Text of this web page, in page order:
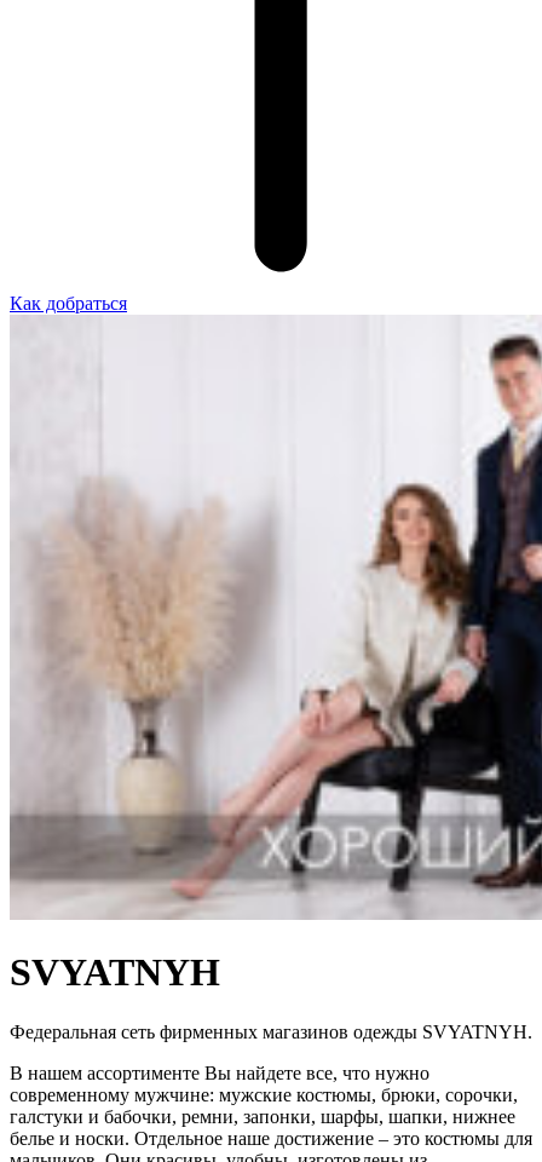
Как добраться
SVYATNYH
Федеральная сеть фирменных магазинов одежды SVYATNYH.
В нашем ассортименте Вы найдете все, что нужно
современному мужчине: мужские костюмы, брюки, сорочки,
галстуки и бабочки, ремни, запонки, шарфы, шапки, нижнее
белье и носки. Отдельное наше достижение – это костюмы для